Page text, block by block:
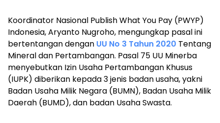
Koordinator Nasional Publish What You Pay (PWYP)
Indonesia, Aryanto Nugroho, mengungkap pasal ini
bertentangan dengan UU No 3 Tahun 2020 Tentang
Mineral dan Pertambangan. Pasal 75 UU Minerba
menyebutkan Izin Usaha Pertambangan Khusus
(IUPK) diberikan kepada 3 jenis badan usaha, yakni
Badan Usaha Milik Negara (BUMN), Badan Usaha Milik
Daerah (BUMD), dan badan Usaha Swasta.